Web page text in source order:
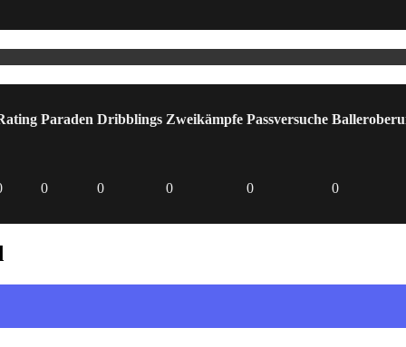
Paraden Dribblings Zweikämpfe Passversuche
0 0 0 0 0